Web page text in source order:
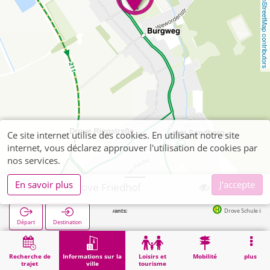
OpenStreetMap contributors
Recherche de
trajet
Informations sur la
ville
Loisirs et
tourisme
Mobilité plus
Kreuzau, Drove Friedhof
Départ Destination
Arrêts suivants: Drove Schule in 92m
Démarrage Informations sur la ville Kreuzau, Drove Friedhof
Ce site internet utilise des cookies. En utilisant notre site
internet, vous déclarez approuver l'utilisation de cookies par
nos services.
En savoir plus
J'accepte